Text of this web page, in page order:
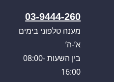
03-9444-260
מענה טלפוני בימים
א’-ה’
בין השעות 08:00-
16:00